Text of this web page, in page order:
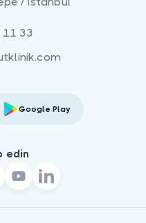
33
Google Play
edin